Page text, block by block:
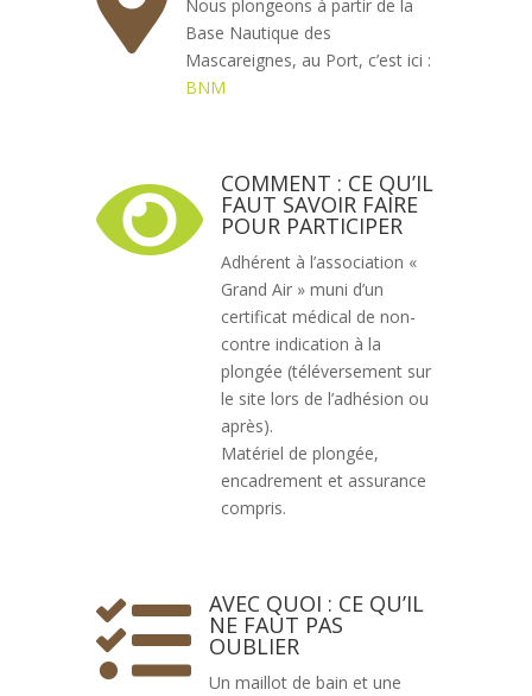
Nous plongeons à partir de la
Base Nautique des
Mascareignes, au Port, c’est ici :
BNM
 COMMENT : CE QU’IL
FAUT SAVOIR FAIRE
POUR PARTICIPER
Adhérent à l’association «
Grand Air » muni d’un
certificat médical de non-
contre indication à la
plongée (téléversement sur
le site lors de l’adhésion ou
après).
Matériel de plongée,
encadrement et assurance
compris.
 AVEC QUOI : CE QU’IL
NE FAUT PAS
OUBLIER
Un maillot de bain et une